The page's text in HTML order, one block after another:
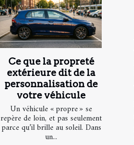
Ce que la propreté
extérieure dit de la
personnalisation de
votre véhicule
Un véhicule « propre » se
repère de loin, et pas seulement
parce qu’il brille au soleil. Dans
un...